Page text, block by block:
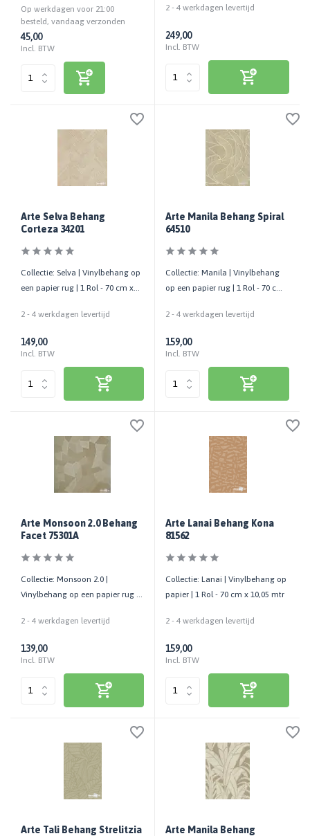
Op werkdagen voor 21:00
besteld, vandaag verzonden
45,00
Incl. BTW
2 - 4 werkdagen levertijd
249,00
Incl. BTW
Arte Selva Behang
Corteza 34201
Collectie: Selva | Vinylbehang op
een papier rug | 1 Rol - 70 cm x
2 - 4 werkdagen levertijd
149,00
Incl. BTW
Arte Manila Behang Spiral
64510
Collectie: Manila | Vinylbehang
op een papier rug | 1 Rol - 70 cm
2 - 4 werkdagen levertijd
159,00
Incl. BTW
Arte Monsoon 2.0 Behang
Facet 75301A
Collectie: Monsoon 2.0 |
Vinylbehang op een papier rug |
2 - 4 werkdagen levertijd
139,00
Incl. BTW
Arte Lanai Behang Kona
81562
Collectie: Lanai | Vinylbehang op
papier | 1 Rol - 70 cm x 10,05 mtr
2 - 4 werkdagen levertijd
159,00
Incl. BTW
Arte Tali Behang Strelitzia
Arte Manila Behang